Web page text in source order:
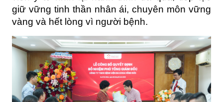
giữ vững tinh thần nhân ái, chuyên môn vững
vàng và hết lòng vì người bệnh.